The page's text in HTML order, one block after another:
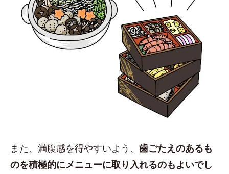
また、満腹感を得やすいよう、 歯ごたえのあるも
のを積極的にメニューに取り入れるのもよいでし